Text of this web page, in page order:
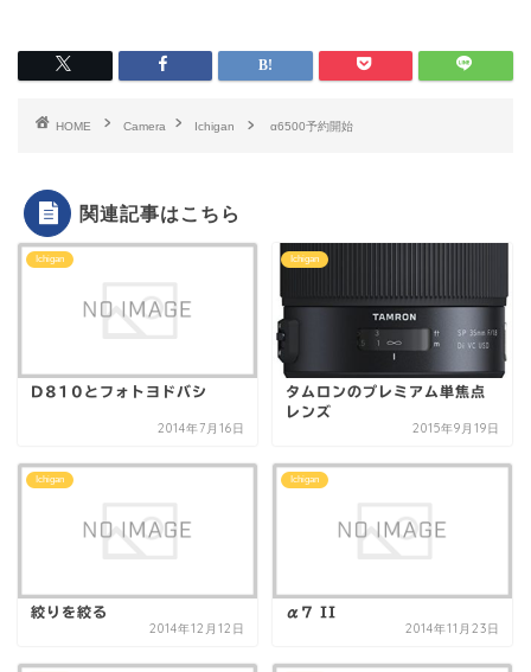
HOME Camera Ichigan α6500予約開始
関連記事はこちら
Ichigan
D810とフォトヨドバシ
2014年7月16日
Ichigan
タムロンのプレミアム単焦点
レンズ
2015年9月19日
Ichigan
絞りを絞る
2014年12月12日
Ichigan
α7 II
2014年11月23日